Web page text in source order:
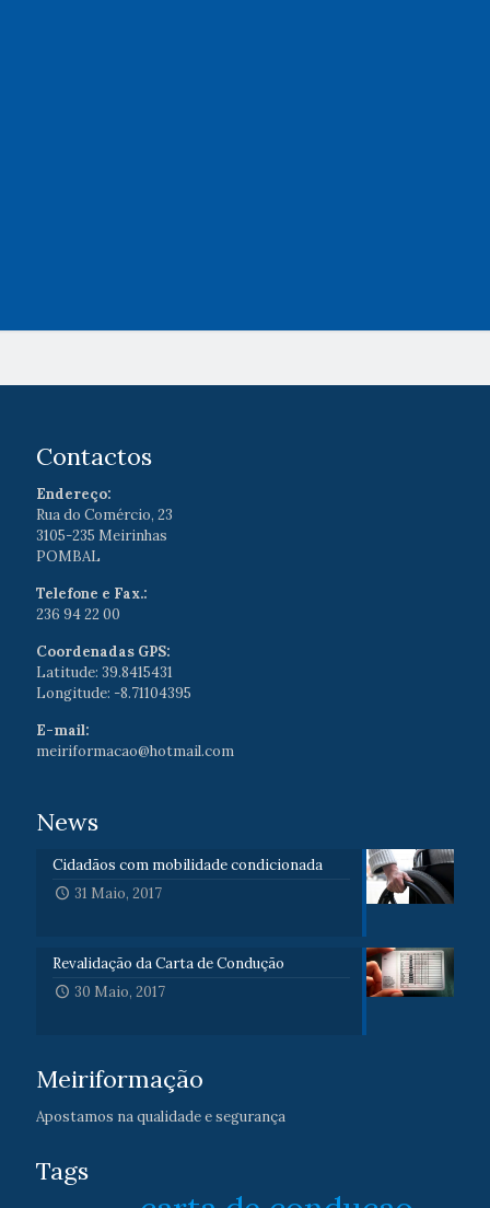
Contactos
Endereço:
Rua do Comércio, 23
3105-235 Meirinhas
POMBAL
Telefone e Fax.:
236 94 22 00
Coordenadas GPS:
Latitude: 39.8415431
Longitude: -8.71104395
E-mail:
meiriformacao@hotmail.com
News
Cidadãos com mobilidade condicionada
31 Maio, 2017
Revalidação da Carta de Condução
30 Maio, 2017
Meiriformação
Apostamos na qualidade e segurança
Tags